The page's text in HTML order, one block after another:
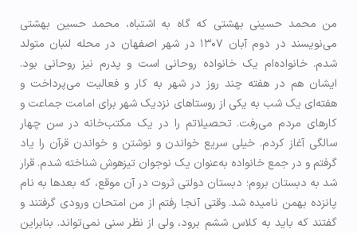
من محمد حسینی بهشتی که گاه به اشتباه، محمد حسین بهشتی
می‌نویسند در دوم آبان ۱۳۰۷ در شهر اصفهان در محله لنبان متولد
شدم. خانواده‌ام یک خانواده روحانی است و پدرم نیز روحانی بود.
ایشان هم در هفته چند روز در شهر به کار و فعالیت می‌پرداخت و
هفته‌ای یک شب به یکی از روستاهای نزدیک شهر برای امامت جماعت و
کارهای مردم می‌رفت. تحصیلاتم را در یک مکتب‌خانه در سن چهار
سالگی آغاز کردم. خیلی سریع خواندن و نوشتن و خواندن قرآن را یاد
گرفتم و در جمع خانواده به‌عنوان یک نوجوان تیزهوش شناخته شدم. قرار
شد به دبستان بروم؛ دبستان دولتی ثروت در آن موقع، که بعدها به نام
پانزده بهمن نامیده شد. وقتی آنجا رفتم از من امتحان ورودی گرفتند و
گفتند که باید به کلاس ششم برود، ولی از نظر سنی نمی‌تواند. بنابراین